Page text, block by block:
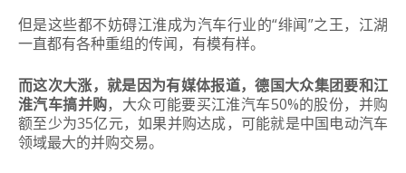
但是这些都不妨碍江淮成为汽车行业的“绯闻”之王，江湖
一直都有各种重组的传闻，有模有样。
而这次大涨，就是因为有媒体报道，德国大众集团要和江
淮汽车搞并购，大众可能要买江淮汽车50%的股份，并购
额至少为35亿元，如果并购达成，可能就是中国电动汽车
领域最大的并购交易。